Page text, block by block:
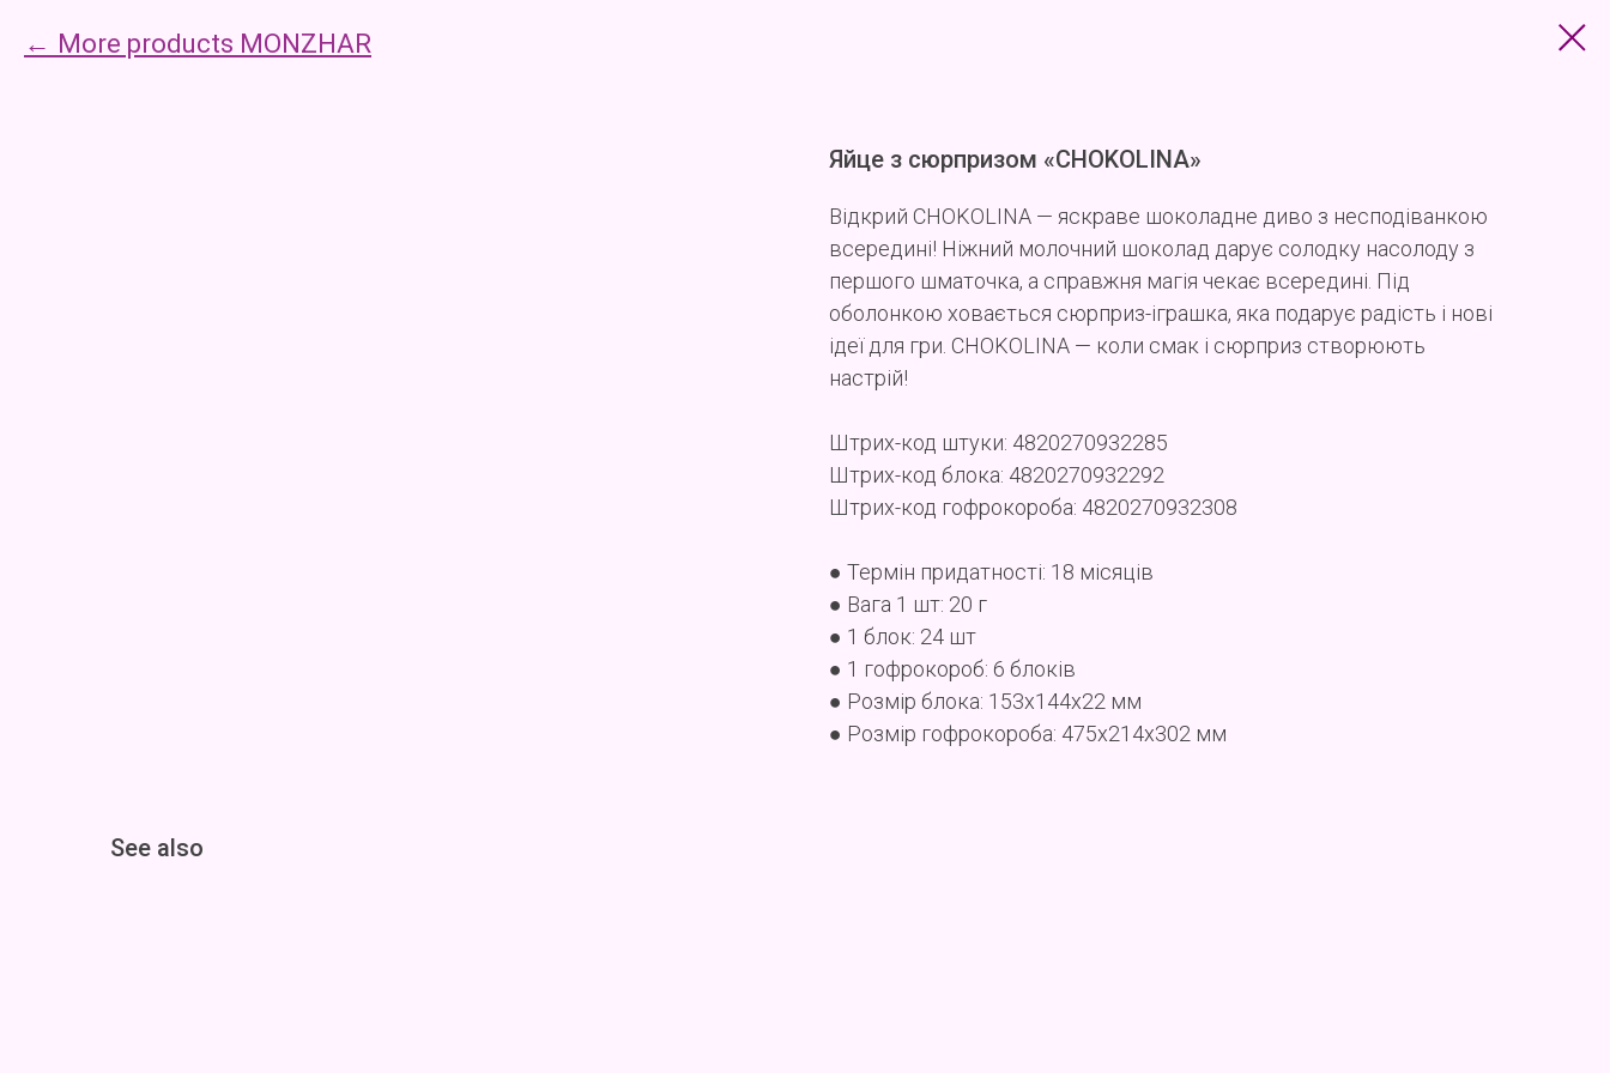
More products MONZHAR
Яйце з сюрпризом «CHOKOLINA»
Відкрий CHOKOLINA — яскраве шоколадне диво з несподіванкою
всередині! Ніжний молочний шоколад дарує солодку насолоду з
першого шматочка, а справжня магія чекає всередині. Під
оболонкою ховається сюрприз-іграшка, яка подарує радість і нові
ідеї для гри. CHOKOLINA — коли смак і сюрприз створюють
настрій!
Штрих-код штуки: 4820270932285
Штрих-код блока: 4820270932292
Штрих-код гофрокороба: 4820270932308
● Термін придатності: 18 місяців
● Вага 1 шт: 20 г
● 1 блок: 24 шт
● 1 гофрокороб: 6 блоків
● Розмір блока: 153x144x22 мм
● Розмір гофрокороба: 475x214x302 мм
See also